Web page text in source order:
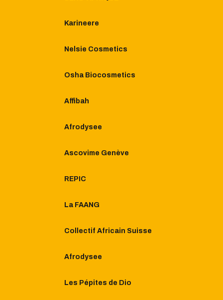
Karineere
Nelsie Cosmetics
Osha Biocosmetics
Affibah
Afrodysee
Ascovime Genève
REPIC
La FAANG
Collectif Africain Suisse
Afrodysee
Les Pépites de Dio